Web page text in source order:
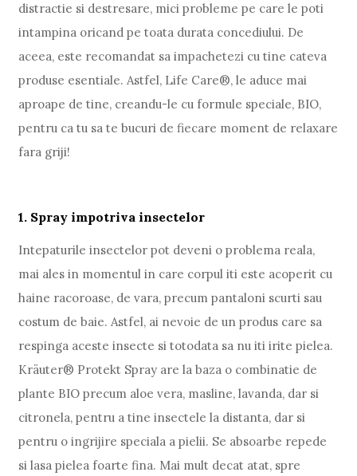
distractie si destresare, mici probleme pe care le poti
intampina oricand pe toata durata concediului. De
aceea, este recomandat sa impachetezi cu tine cateva
produse esentiale. Astfel, Life Care®, le aduce mai
aproape de tine, creandu-le cu formule speciale, BIO,
pentru ca tu sa te bucuri de fiecare moment de relaxare
fara griji!
1. Spray impotriva insectelor
Intepaturile insectelor pot deveni o problema reala,
mai ales in momentul in care corpul iti este acoperit cu
haine racoroase, de vara, precum pantaloni scurti sau
costum de baie. Astfel, ai nevoie de un produs care sa
respinga aceste insecte si totodata sa nu iti irite pielea.
Kräuter® Protekt Spray are la baza o combinatie de
plante BIO precum aloe vera, masline, lavanda, dar si
citronela, pentru a tine insectele la distanta, dar si
pentru o ingrijire speciala a pielii. Se absoarbe repede
si lasa pielea foarte fina. Mai mult decat atat, spre